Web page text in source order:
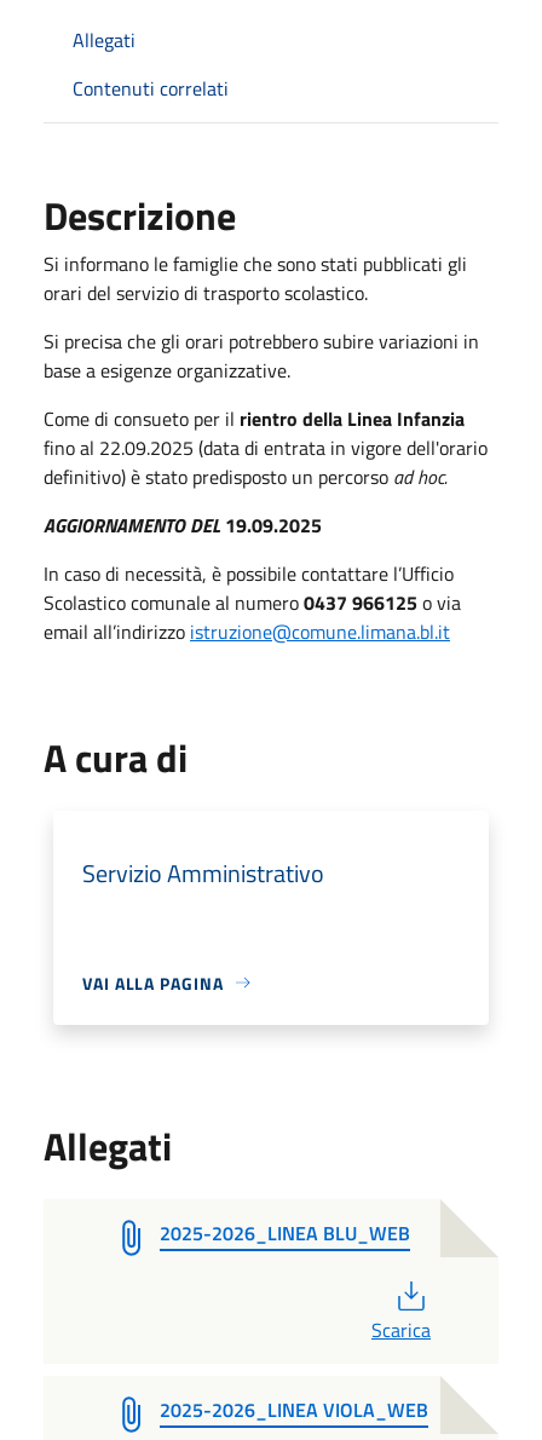
Allegati
Contenuti correlati
Descrizione
Si informano le famiglie che sono stati pubblicati gli
orari del servizio di trasporto scolastico.
Si precisa che gli orari potrebbero subire variazioni in
base a esigenze organizzative.
Come di consueto per il rientro della Linea Infanzia
fino al 22.09.2025 (data di entrata in vigore dell'orario
definitivo) è stato predisposto un percorso ad hoc.
AGGIORNAMENTO DEL 19.09.2025
In caso di necessità, è possibile contattare l’Ufficio
Scolastico comunale al numero0437 966125o via
email all’indirizzo istruzione@comune.limana.bl.it
A cura di
Servizio Amministrativo
VAI ALLA PAGINA
Allegati
2025-2026_LINEA BLU_WEB
Scarica
2025-2026_LINEA VIOLA_WEB